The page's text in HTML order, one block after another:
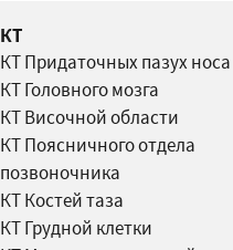
КТ
КТ Придаточных пазух носа
КТ Головного мозга
КТ Височной области
КТ Поясничного отдела
позвоночника
КТ Костей таза
КТ Грудной клетки